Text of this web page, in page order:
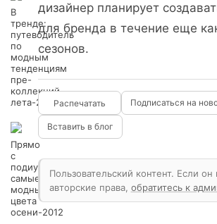
В
тренде:
путеводитель
по
модным
тенденциям
пре-
коллекций
лета-2014
Прямо
с
подиума:
самые
модные
цвета
осени-2012
дизайнер планирует
для бренда в течение еще
сезонов.
Подписаться на
Вставить в блог
Пользовательский контент. Если
авторские права, обратитесь к